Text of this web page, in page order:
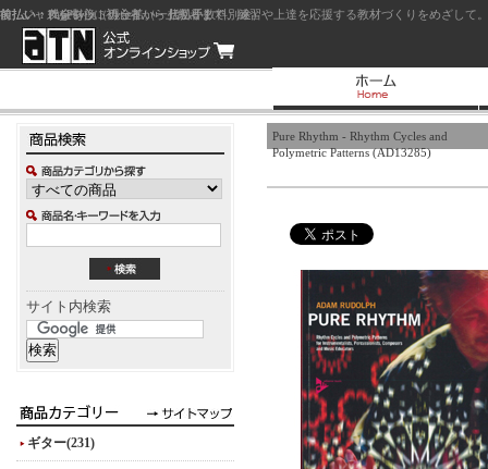
ジャズを中心に初心者から上級者まで、練習や上達を応援する教材づくりをめざし
サイト内検索
ギター(231)
Pure Rhythm - Rhythm Cycles and
Polymetric Patterns (AD13285)
前払い：クレジットカード（一括払い）
後払い：代金引換（現金払い・代引手数料別途）
前払い：PayPay